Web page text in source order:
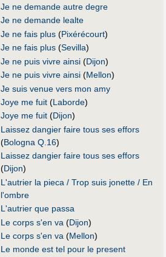
Je ne demande autre degre
Je ne demande lealte
Je ne fais plus (Pixérécourt)
Je ne fais plus (Sevilla)
Je ne puis vivre ainsi (Dijon)
Je ne puis vivre ainsi (Mellon)
Je suis venue vers mon amy
Joye me fuit (Laborde)
Joye me fuit (Dijon)
Laissez dangier faire tous ses effors
(Bologna Q.16)
Laissez dangier faire tous ses effors
(Dijon)
L'autrier la pieca / Trop suis jonette / En
l'ombre
L'autrier que passa
Le corps s'en va (Dijon)
Le corps s'en va (Mellon)
Le monde est tel pour le present